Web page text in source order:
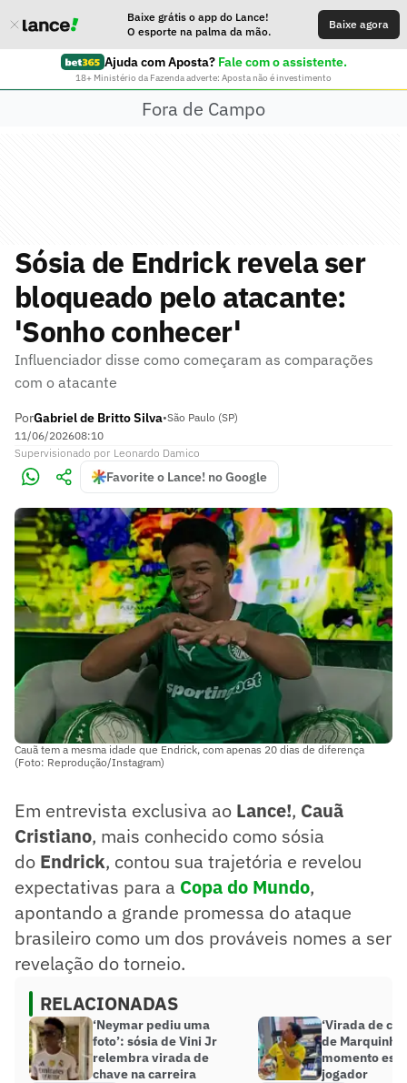
Baixe grátis o app do Lance!
O esporte na palma da mão.
Baixe agora
Ajuda com Aposta? Fale com o assistente.
18+ Ministério da Fazenda adverte: Aposta não é investimento
Fora de Campo
Sósia de Endrick revela ser
bloqueado pelo atacante:
'Sonho conhecer'
Influenciador disse como começaram as comparações
com o atacante
PorGabriel de Britto Silva•São Paulo (SP)
11/06/202608:10
Supervisionado por Leonardo Damico
Favorite o Lance! no Google
Cauã tem a mesma idade que Endrick, com apenas 20 dias de diferença
(Foto: Reprodução/Instagram)
Em entrevista exclusiva ao Lance!, Cauã
Cristiano, mais conhecido como sósia
do Endrick, contou sua trajetória e revelou
expectativas para a Copa do Mundo,
apontando a grande promessa do ataque
brasileiro como um dos prováveis nomes a ser
revelação do torneio.
RELACIONADAS
‘Neymar pediu uma
foto’: sósia de Vini Jr
relembra virada de
chave na carreira
‘Virada de
de
momento
jogador